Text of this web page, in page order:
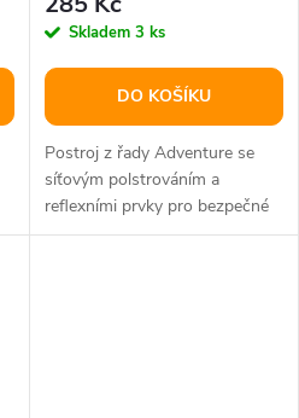
Skladem 3 ks
DO KOŠÍKU
Postroj z řady Adventure se
síťovým polstrováním a
reflexními prvky pro bezpečné
užívání.